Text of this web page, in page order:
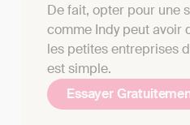
De fait, opter pour une
comme Indy peut avoir
les petites entreprises
est simple.
Essayer